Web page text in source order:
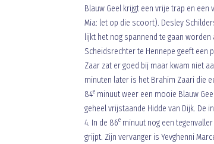
Blauw Geel krijgt een vrije trap en
Mia: let op die scoort). Desley
lijkt het nog spannend te gaan worden
Scheidsrechter te Hennepe geeft een
Zaar zat er goed bij maar kwam niet
minuten later is het Brahim Zaari die
84e minuut weer een mooie Blauw
geheel vrijstaande Hidde van Dijk. De
4. In de 86e minuut nog een
grijpt. Zijn vervanger is Yevghenni